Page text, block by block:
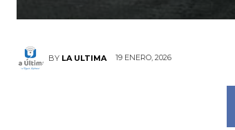
BY LA ULTIMA 19 ENERO, 2026